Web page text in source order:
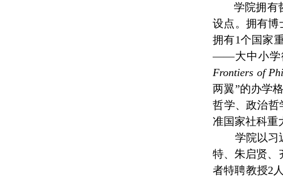
学院拥有
设点。 拥有博
拥有1个国家
——大中小学
Frontiers of
两翼”的办学
哲学、政治哲
准国家社科重
学院以习
特、朱启贤、
者特聘教授2